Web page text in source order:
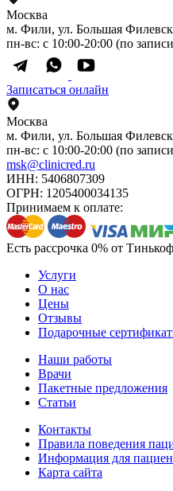
Москва
м. Фили, ул. Большая
пн-вс: с 10:00-20:00 (по
Записаться онлайн
Москва
м. Фили, ул. Большая
пн-вс: с 10:00-20:00 (по
msk@clinicred.ru
ИНН: 5406807309
ОГРН: 1205400034135
Принимаем к оплате:
Есть рассрочка 0% от
Услуги
О нас
Цены
Отзывы
Подарочные
Наши работы
Врачи
Пакетные предложения
Статьи
Контакты
Правила поведения
Информация для
Карта сайта